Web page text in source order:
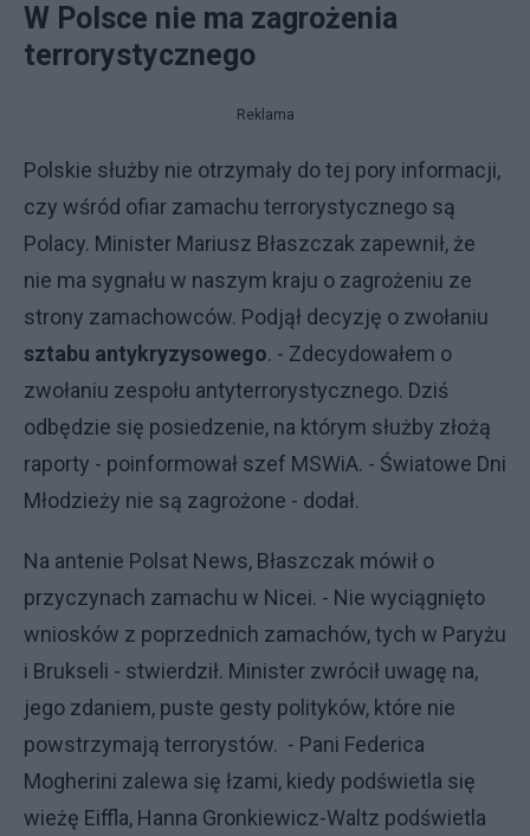
W Polsce nie ma zagrożenia
terrorystycznego
Reklama
Polskie służby nie otrzymały do tej pory informacji,
czy wśród ofiar zamachu terrorystycznego są
Polacy. Minister Mariusz Błaszczak zapewnił, że
nie ma sygnału w naszym kraju o zagrożeniu ze
strony zamachowców. Podjął decyzję o zwołaniu
sztabu antykryzysowego. - Zdecydowałem o
zwołaniu zespołu antyterrorystycznego. Dziś
odbędzie się posiedzenie, na którym służby złożą
raporty - poinformował szef MSWiA. - Światowe Dni
Młodzieży nie są zagrożone - dodał.
Na antenie Polsat News, Błaszczak mówił o
przyczynach zamachu w Nicei. - Nie wyciągnięto
wniosków z poprzednich zamachów, tych w Paryżu
i Brukseli - stwierdził. Minister zwrócił uwagę na,
jego zdaniem, puste gesty polityków, które nie
powstrzymają terrorystów. - Pani Federica
Mogherini zalewa się łzami, kiedy podświetla się
wieżę Eiffla, Hanna Gronkiewicz-Waltz podświetla